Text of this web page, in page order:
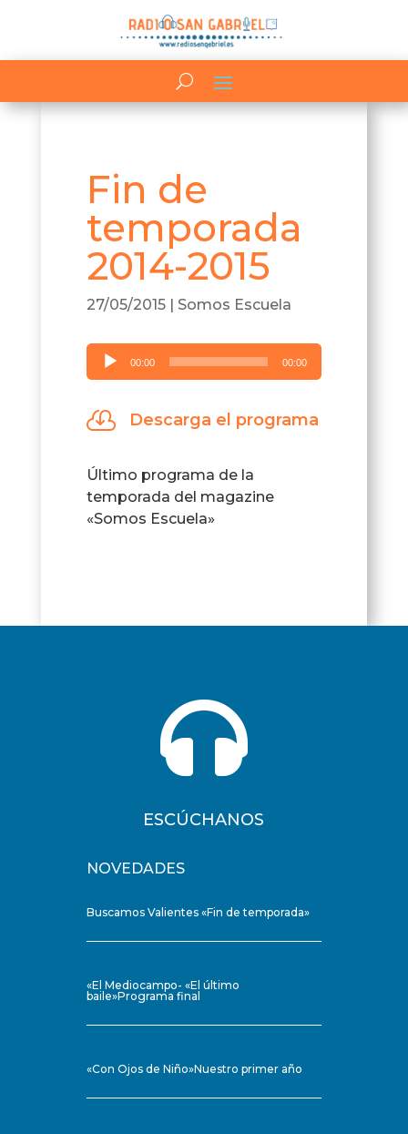
Fin de
temporada
2014-2015
27/05/2015| Somos Escuela
Reproductor
de
00:00 00:00
 Descarga el programa
Último programa de la
temporada del magazine
«Somos Escuela»

ESCÚCHANOS
NOVEDADES
Buscamos Valientes «Fin de temporada»
«El Mediocampo- «El último
baile»Programa final
«Con Ojos de Niño»Nuestro primer año